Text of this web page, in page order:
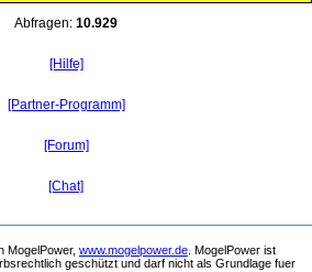
Abfragen: 10.929
[Hilfe]
[Partner-Programm]
[Forum]
[Chat]
MogelPower, www.mogelpower.de . MogelPower ist
geschützt und darf nicht als Grundlage fuer